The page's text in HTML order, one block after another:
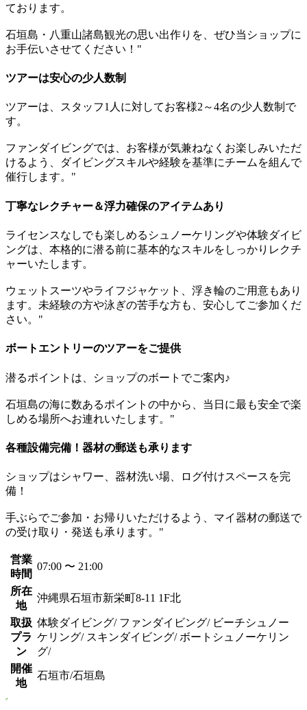
ております。
石垣島・八重山諸島観光の思い出作りを、ぜひ当ショップに
お手伝いさせてください！"
ツアーは安心の少人数制
ツアーは、スタッフ1人に対してお客様2～4名の少人数制で
す。
ファンダイビングでは、お客様が気兼ねなくお楽しみいただ
けるよう、ダイビングスキルや経験を基準にチームを組んで
催行します。"
丁寧なレクチャー＆浮力確保のアイテムあり
ライセンスなしでも楽しめるシュノーケリングや体験ダイビ
ングは、本格的に潜る前に基本的なスキルをしっかりレクチ
ャーいたします。
ウェットスーツやライフジャケット、浮き輪のご用意もあり
ます。未経験の方や泳ぎの苦手な方も、安心してご参加くだ
さい。"
ボートエントリーのツアーをご提供
潜るポイントは、ショップのボートでご案内♪
石垣島の海に数あるポイントの中から、当日に最も安全で楽
しめる場所へお連れいたします。"
各種設備完備！器材の郵送も承ります
ショップはシャワー、器材洗い場、ログ付けスペースを完
備！
手ぶらでご参加・お帰りいただけるよう、マイ器材の郵送で
の受け取り・発送も承ります。"
営業
時間
07:00 〜 21:00
所在
地
沖縄県石垣市新栄町8-11 1F北
取扱
プラ
ン
体験ダイビング/ ファンダイビング/ ビーチシュノー
ケリング/ スキンダイビング/ ボートシュノーケリン
グ/
開催
地
石垣市/石垣島